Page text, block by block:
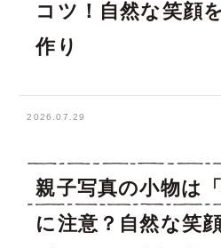
コツ！自然な笑顔
作り
2026.07.29
親子写真の小物は
に注意？自然な笑